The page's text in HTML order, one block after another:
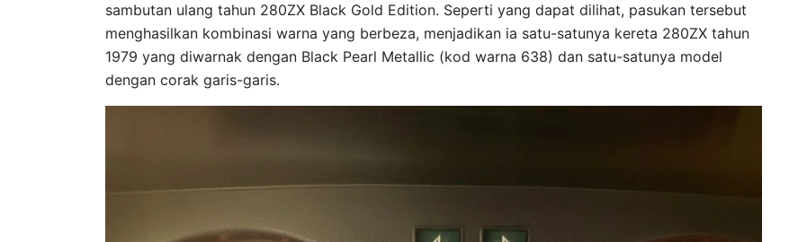
sambutan ulang tahun 280ZX Black Gold Edition. Seperti yang dapat dilihat, pasukan tersebut
menghasilkan kombinasi warna yang berbeza, menjadikan ia satu-satunya kereta 280ZX tahun
1979 yang diwarnak dengan Black Pearl Metallic (kod warna 638) dan satu-satunya model
dengan corak garis-garis.